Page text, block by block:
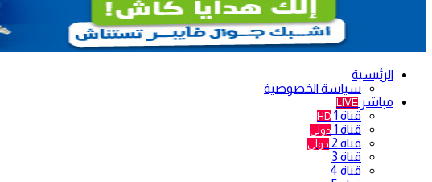
الرئيسية
سياسة الخصوصية
مباشر LIVE
قناة 1 HD
قناة 1 دولي
قناة 2 دولي
قناة 3
قناة 4